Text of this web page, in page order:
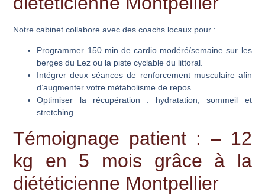
Notre cabinet collabore avec des coachs locaux pour :
Programmer 150 min de cardio modéré/semaine sur les
berges du Lez ou la piste cyclable du littoral.
Intégrer deux séances de renforcement musculaire afin
d’augmenter votre métabolisme de repos.
Optimiser la récupération : hydratation, sommeil et
stretching.
Témoignage patient : – 12
kg en 5 mois grâce à la
diététicienne Montpellier